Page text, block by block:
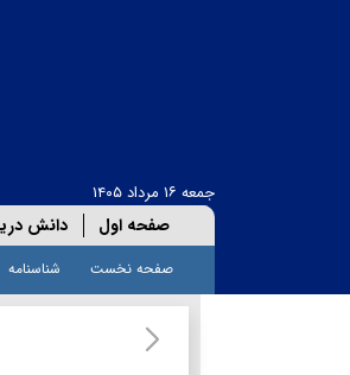
جمعه ۱۶ مرداد ۱۴۰۵
صفحه اول دانش
صفحه نخست شناسنامه